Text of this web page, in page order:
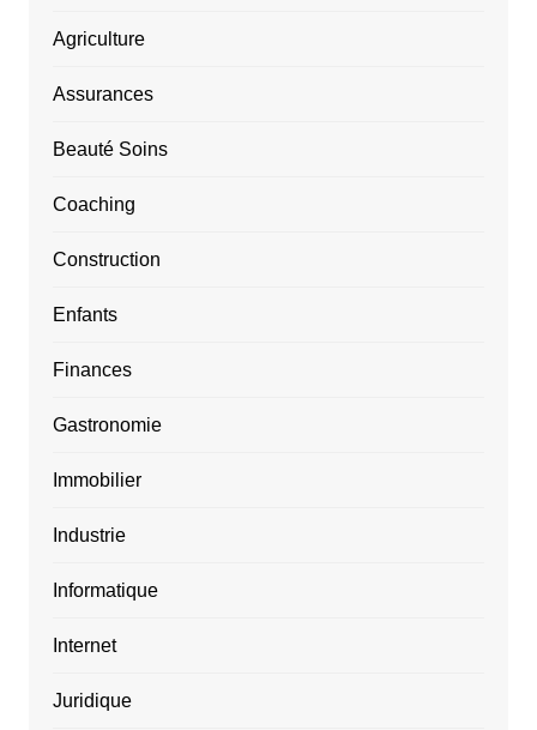
Agriculture
Assurances
Beauté Soins
Coaching
Construction
Enfants
Finances
Gastronomie
Immobilier
Industrie
Informatique
Internet
Juridique